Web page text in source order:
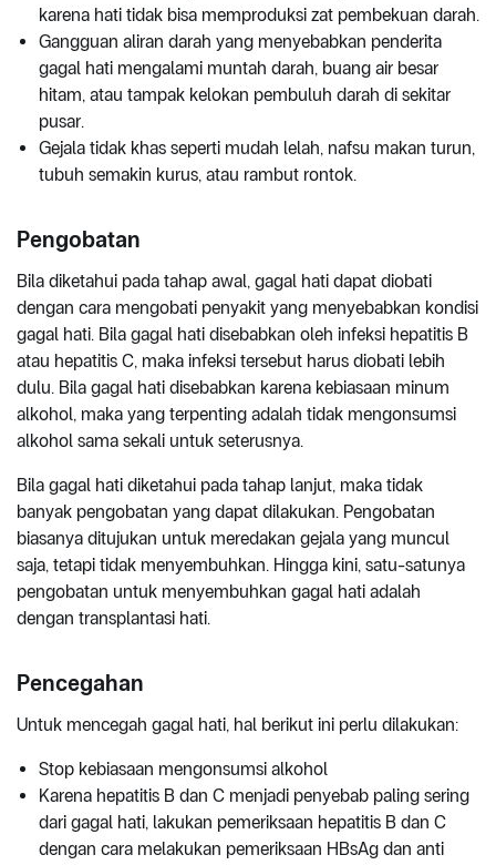
karena hati tidak bisa memproduksi zat pembekuan darah.
Gangguan aliran darah yang menyebabkan penderita
gagal hati mengalami muntah darah, buang air besar
hitam, atau tampak kelokan pembuluh darah di sekitar
pusar.
Gejala tidak khas seperti mudah lelah, nafsu makan turun,
tubuh semakin kurus, atau rambut rontok.
Pengobatan
Bila diketahui pada tahap awal, gagal hati dapat diobati
dengan cara mengobati penyakit yang menyebabkan kondisi
gagal hati. Bila gagal hati disebabkan oleh infeksi hepatitis B
atau hepatitis C, maka infeksi tersebut harus diobati lebih
dulu. Bila gagal hati disebabkan karena kebiasaan minum
alkohol, maka yang terpenting adalah tidak mengonsumsi
alkohol sama sekali untuk seterusnya.
Bila gagal hati diketahui pada tahap lanjut, maka tidak
banyak pengobatan yang dapat dilakukan. Pengobatan
biasanya ditujukan untuk meredakan gejala yang muncul
saja, tetapi tidak menyembuhkan. Hingga kini, satu-satunya
pengobatan untuk menyembuhkan gagal hati adalah
dengan transplantasi hati.
Pencegahan
Untuk mencegah gagal hati, hal berikut ini perlu dilakukan:
Stop kebiasaan mengonsumsi alkohol
Karena hepatitis B dan C menjadi penyebab paling sering
dari gagal hati, lakukan pemeriksaan hepatitis B dan C
dengan cara melakukan pemeriksaan HBsAg dan anti